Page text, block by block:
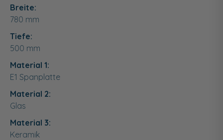
Breite:
780 mm
Tiefe:
500 mm
Material 1:
E1 Spanplatte
Material 2:
Glas
Material 3:
Keramik